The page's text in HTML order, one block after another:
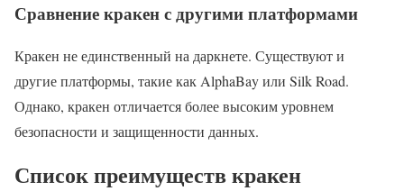
Сравнение кракен с другими платформами
Кракен не единственный на даркнете. Существуют и
другие платформы, такие как AlphaBay или Silk Road.
Однако, кракен отличается более высоким уровнем
безопасности и защищенности данных.
Список преимуществ кракен